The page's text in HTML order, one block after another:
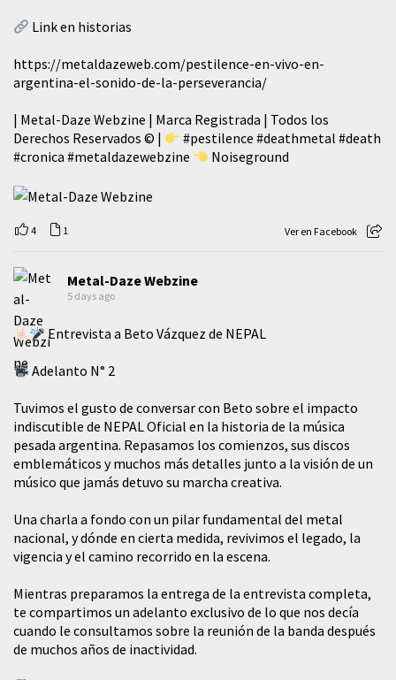
Link en historias
https://metaldazeweb.com/pestilence-en-vivo-en-
argentina-el-sonido-de-la-perseverancia/
| Metal-Daze Webzine | Marca Registrada | Todos los
Derechos Reservados © |
#pestilence #deathmetal #death
#cronica #metaldazewebzine Noiseground
4 1 Ver en Facebook
Metal-Daze Webzine
5 days ago
Entrevista a Beto Vázquez de NEPAL
Adelanto N° 2
Tuvimos el gusto de conversar con Beto sobre el impacto
indiscutible de NEPAL Oficial en la historia de la música
pesada argentina. Repasamos los comienzos, sus discos
emblemáticos y muchos más detalles junto a la visión de un
músico que jamás detuvo su marcha creativa.
​Una charla a fondo con un pilar fundamental del metal
nacional, y dónde en cierta medida, revivimos el legado, la
vigencia y el camino recorrido en la escena.
Mientras preparamos la entrega de la entrevista completa,
te compartimos un adelanto exclusivo de lo que nos decía
cuando le consultamos sobre la reunión de la banda después
de muchos años de inactividad.